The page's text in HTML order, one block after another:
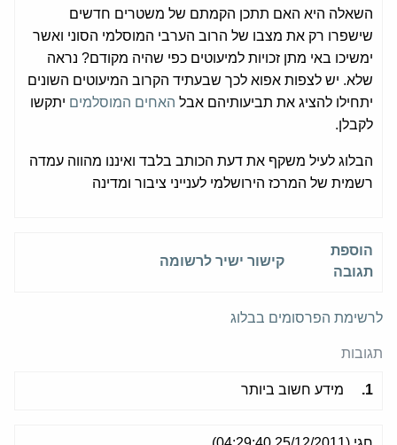
השאלה היא האם תתכן הקמתם של משטרים חדשים
שישפרו רק את מצבו של הרוב הערבי המוסלמי הסוני ואשר
ימשיכו באי מתן זכויות למיעוטים כפי שהיה מקודם? נראה
שלא. יש לצפות אפוא לכך שבעתיד הקרוב המיעוטים השונים
יתחילו להציג את תביעותיהם אבל האחים המוסלמים יתקשו
לקבלן.
הבלוג לעיל משקף את דעת הכותב בלבד ואיננו מהווה עמדה
רשמית של המרכז הירושלמי לענייני ציבור ומדינה
הוספת
תגובה
קישור ישיר לרשומה
לרשימת הפרסומים בבלוג
תגובות
1. מידע חשוב ביותר